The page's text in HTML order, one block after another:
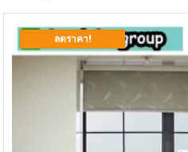
by
latest
ลดราคา!